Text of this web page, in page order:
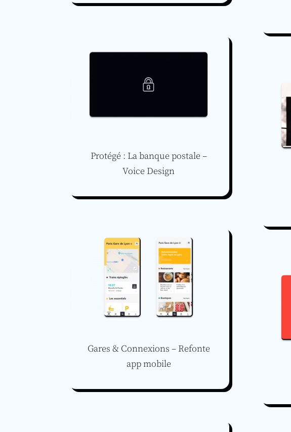
Protégé : La banque postale –
Voice Design
Gares & Connexions – Refonte
app mobile